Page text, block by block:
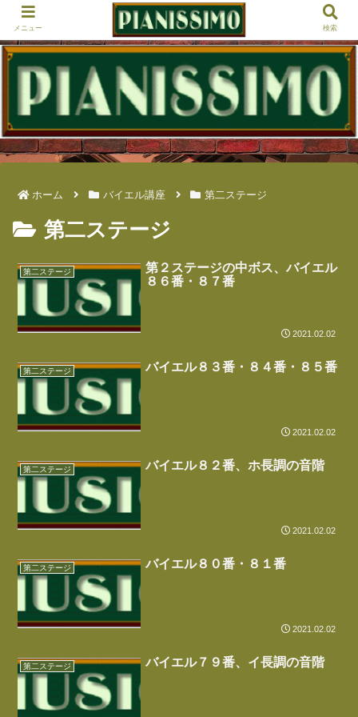
ホーム バイエル講座 第二ステージ
第二ステージ
第二ステージ
第２ステージの中ボス、バイエル
８６番・８７番
2021.02.02
第二ステージ バイエル８３番・８４番・８５番
2021.02.02
第二ステージ バイエル８２番、ホ長調の音階
2021.02.02
第二ステージ バイエル８０番・８１番
2021.02.02
第二ステージ バイエル７９番、イ長調の音階
メニュー 検索